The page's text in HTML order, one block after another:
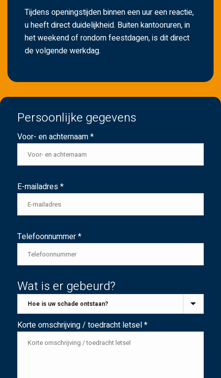
Tijdens openingstijden binnen een uur een reactie,
u heeft direct duidelijkheid. Buiten kantooruren, in
het weekend of rondom feestdagen, is dit direct
de volgende werkdag.
Persoonlijke gegevens
Voor- en achternaam *
E-mailadres *
Telefoonnummer *
Wat is er gebeurd?
Korte omschrijving / toedracht letsel *